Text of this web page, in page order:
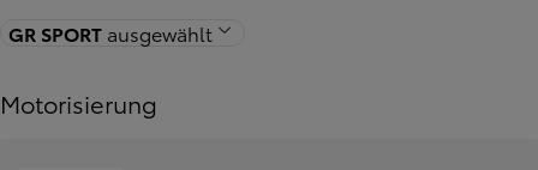
GR SPORT ausgewählt
Motorisierung